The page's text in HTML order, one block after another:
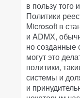
в пользу того
Политики
Microsoft в
и ADMX,
но созданные
могут это
политики,
системы и
и